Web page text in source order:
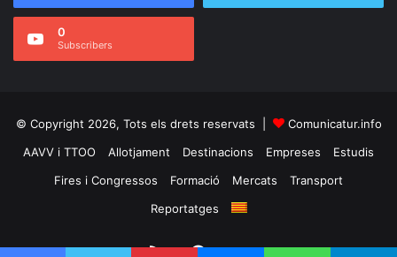
0
Subscribers
© Copyright 2026, Tots els drets reservats |
Comunicatur.info
AAVV i TTOO
Allotjament Destinacions Empreses
Estudis
Fires i Congressos
Formació Mercats
Transport
Reportatges
RSS Facebook
Twitter